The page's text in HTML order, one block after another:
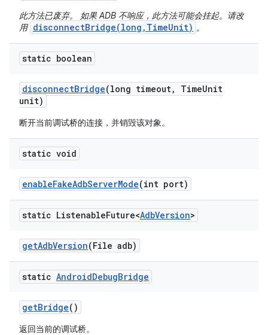
此方法已废弃。 如果 ADB 不响应，此方法可能会挂起。请改
用 disconnectBridge(long,TimeUnit) 。
static boolean
disconnectBridge(long timeout, TimeUnit
unit)
断开当前调试桥的连接，并销毁该对象。
static void
enableFakeAdbServerMode(int port)
static ListenableFuture<AdbVersion>
getAdbVersion(File adb)
static AndroidDebugBridge
getBridge()
返回当前的调试桥。